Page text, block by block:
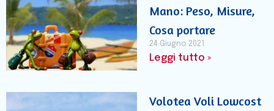
Mano: Peso, Misure,
Cosa portare
24 Giugno 2021
Leggi tutto »
Volotea Voli Lowcost